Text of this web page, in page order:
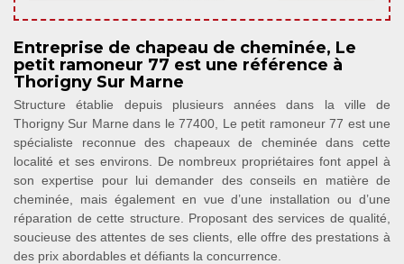
Entreprise de chapeau de cheminée, Le
petit ramoneur 77 est une référence à
Thorigny Sur Marne
Structure établie depuis plusieurs années dans la ville de
Thorigny Sur Marne dans le 77400, Le petit ramoneur 77 est une
spécialiste reconnue des chapeaux de cheminée dans cette
localité et ses environs. De nombreux propriétaires font appel à
son expertise pour lui demander des conseils en matière de
cheminée, mais également en vue d’une installation ou d’une
réparation de cette structure. Proposant des services de qualité,
soucieuse des attentes de ses clients, elle offre des prestations à
des prix abordables et défiants la concurrence.